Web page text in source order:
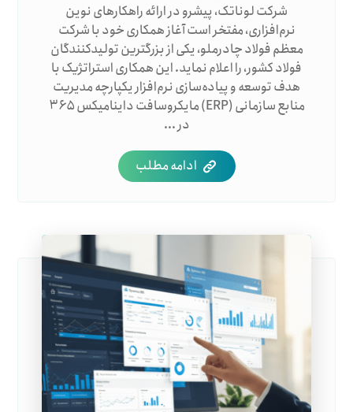
شرکت لوناتک، پیشرو در ارائه راهکارهای نوین
نرم‌افزاری، مفتخر است آغاز همکاری خود با شرکت
معظم فولاد چادرملو، یکی از بزرگترین تولیدکنندگان
فولاد کشور، را اعلام نماید. این همکاری استراتژیک با
هدف توسعه و پیاده‌سازی نرم‌افزار یکپارچه مدیریت
منابع سازمانی (ERP) مایکروسافت داینامیکس ۳۶۵
در ...
ادامه مطلب